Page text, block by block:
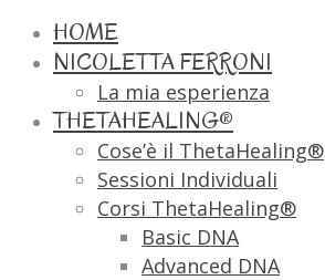
HOME
NICOLETTA FERRONI
La mia esperienza
THETAHEALING®
Cose’è il ThetaHealing®
Sessioni Individuali
Corsi ThetaHealing®
Basic DNA
Advanced DNA